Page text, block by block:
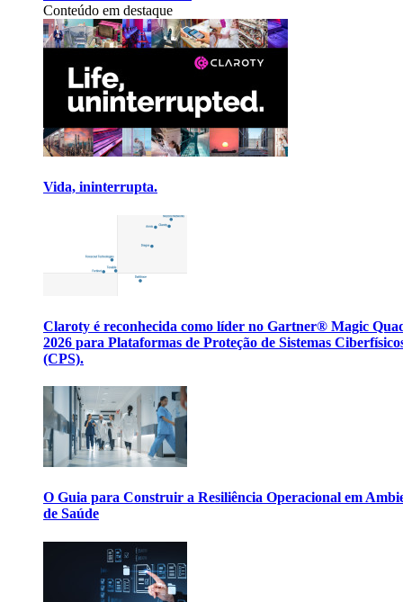
Conteúdo em destaque
Vida, ininterrupta.
Claroty é reconhecida como líder no Gartner® Magic
2026 para Plataformas de Proteção de Sistemas
(CPS).
O Guia para Construir a Resiliência Operacional em
de Saúde